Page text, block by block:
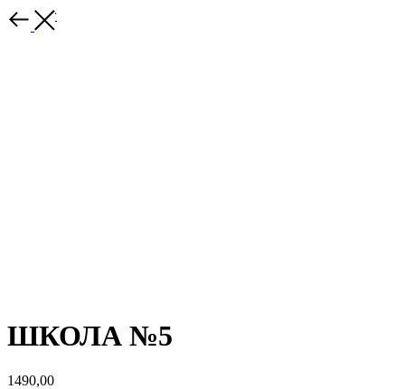
Каталог
ШКОЛА №5
1490,00